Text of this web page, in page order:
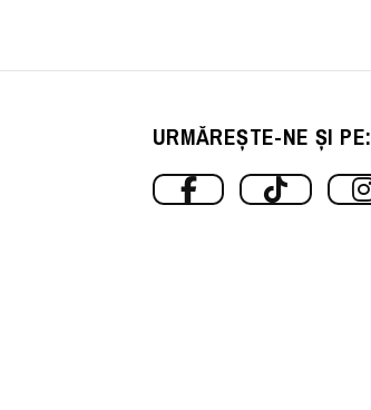
URMĂREȘTE-NE ȘI PE: